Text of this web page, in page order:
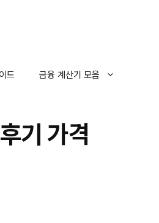
드 금융 계산기 모음
기 가격